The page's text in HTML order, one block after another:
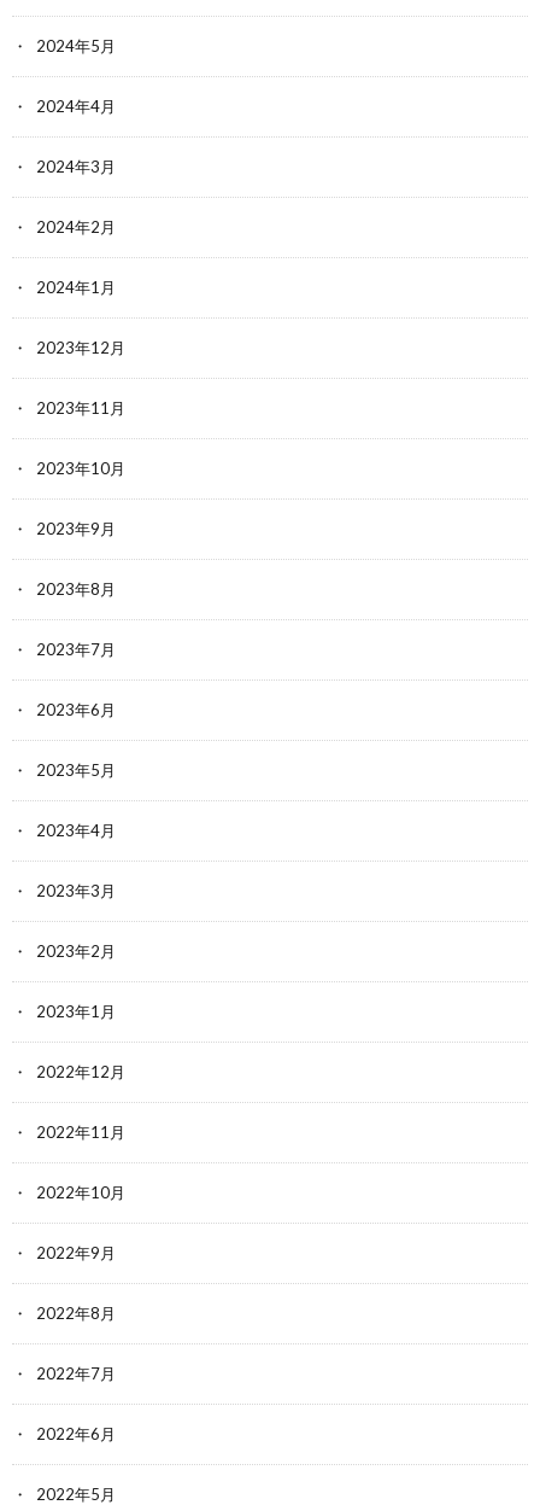
2024年5月
2024年4月
2024年3月
2024年2月
2024年1月
2023年12月
2023年11月
2023年10月
2023年9月
2023年8月
2023年7月
2023年6月
2023年5月
2023年4月
2023年3月
2023年2月
2023年1月
2022年12月
2022年11月
2022年10月
2022年9月
2022年8月
2022年7月
2022年6月
2022年5月